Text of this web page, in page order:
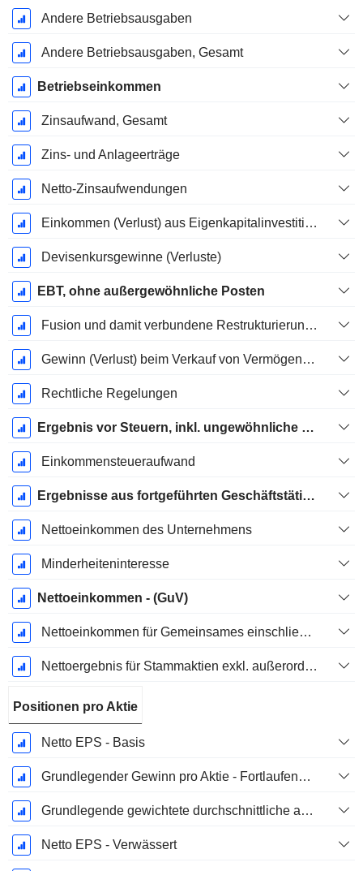
Andere Betriebsausgaben
Andere Betriebsausgaben, Gesamt
Betriebseinkommen
Zinsaufwand, Gesamt
Zins- und Anlageerträge
Netto-Zinsaufwendungen
Einkommen (Verlust) aus Eigenkapitalinvestitionen.
Devisenkursgewinne (Verluste)
EBT, ohne außergewöhnliche Posten
Fusion und damit verbundene Restrukturierungskosten
Gewinn (Verlust) beim Verkauf von Vermögenswerten
Rechtliche Regelungen
Ergebnis vor Steuern, inkl. ungewöhnliche Posten
Einkommensteueraufwand
Ergebnisse aus fortgeführten Geschäftstätigkeiten
Nettoeinkommen des Unternehmens
Minderheiteninteresse
Nettoeinkommen - (GuV)
Nettoeinkommen für Gemeinsames einschließlich außerordentlicher Posten
Nettoergebnis für Stammaktien exkl. außerordentliche Posten
Positionen pro Aktie
Netto EPS - Basis
Grundlegender Gewinn pro Aktie - Fortlaufende Geschäftstätigkeit
Grundlegende gewichtete durchschnittliche ausstehende Aktien
Netto EPS - Verwässert